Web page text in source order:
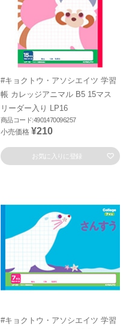
#キョクトウ・アソシエイツ 学習
帳 カレッジアニマル B5 15マス
リーダー入り LP16
商品コード:4901470096257
小売価格 ¥210
お気に入りに登録
#キョクトウ・アソシエイツ 学習